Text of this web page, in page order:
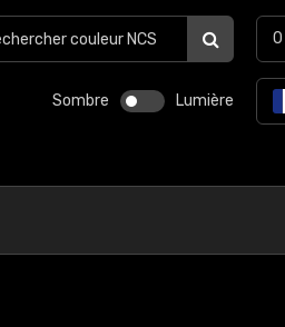
Sombre Lumière
0